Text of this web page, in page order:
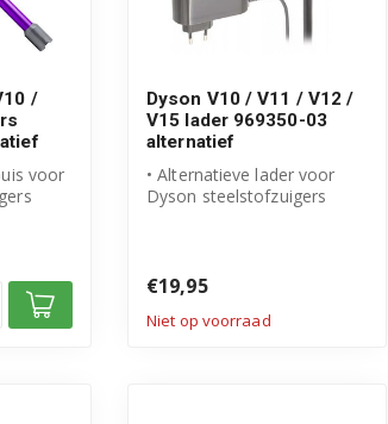
/
voor
Dyson V10 / V11 / V12 /
V15 lader 969350-03
alternatief
• Alternatieve lader voor
Dyson steelstofzuigers
€19,95
Niet op voorraad